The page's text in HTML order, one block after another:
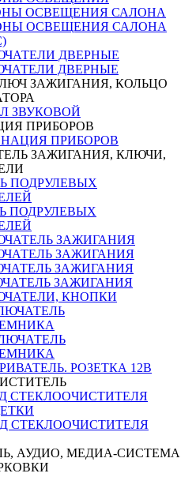
ОСВЕЩЕНИЯ САЛОНА
ОСВЕЩЕНИЯ САЛОНА
ДВЕРНЫЕ
ДВЕРНЫЕ
ЗАЖИГАНИЯ, КОЛЬЦО
ЗВУКОВОЙ
ПРИБОРОВ
ПРИБОРОВ
ЗАЖИГАНИЯ, КЛЮЧИ,
ПОДРУЛЕВЫХ
ПОДРУЛЕВЫХ
ЗАЖИГАНИЯ
ЗАЖИГАНИЯ
ЗАЖИГАНИЯ
ЗАЖИГАНИЯ
КНОПКИ
РОЗЕТКА 12В
СТЕКЛООЧИСТИТЕЛЯ
СТЕКЛООЧИСТИТЕЛЯ
АУДИО, МЕДИА-СИСТЕМА